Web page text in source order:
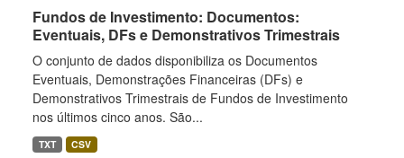
Fundos de Investimento: Documentos:
Eventuais, DFs e Demonstrativos Trimestrais
O conjunto de dados disponibiliza os Documentos
Eventuais, Demonstrações Financeiras (DFs) e
Demonstrativos Trimestrais de Fundos de Investimento
nos últimos cinco anos. São...
TXT CSV